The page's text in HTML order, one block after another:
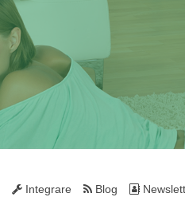
Integrare Blog